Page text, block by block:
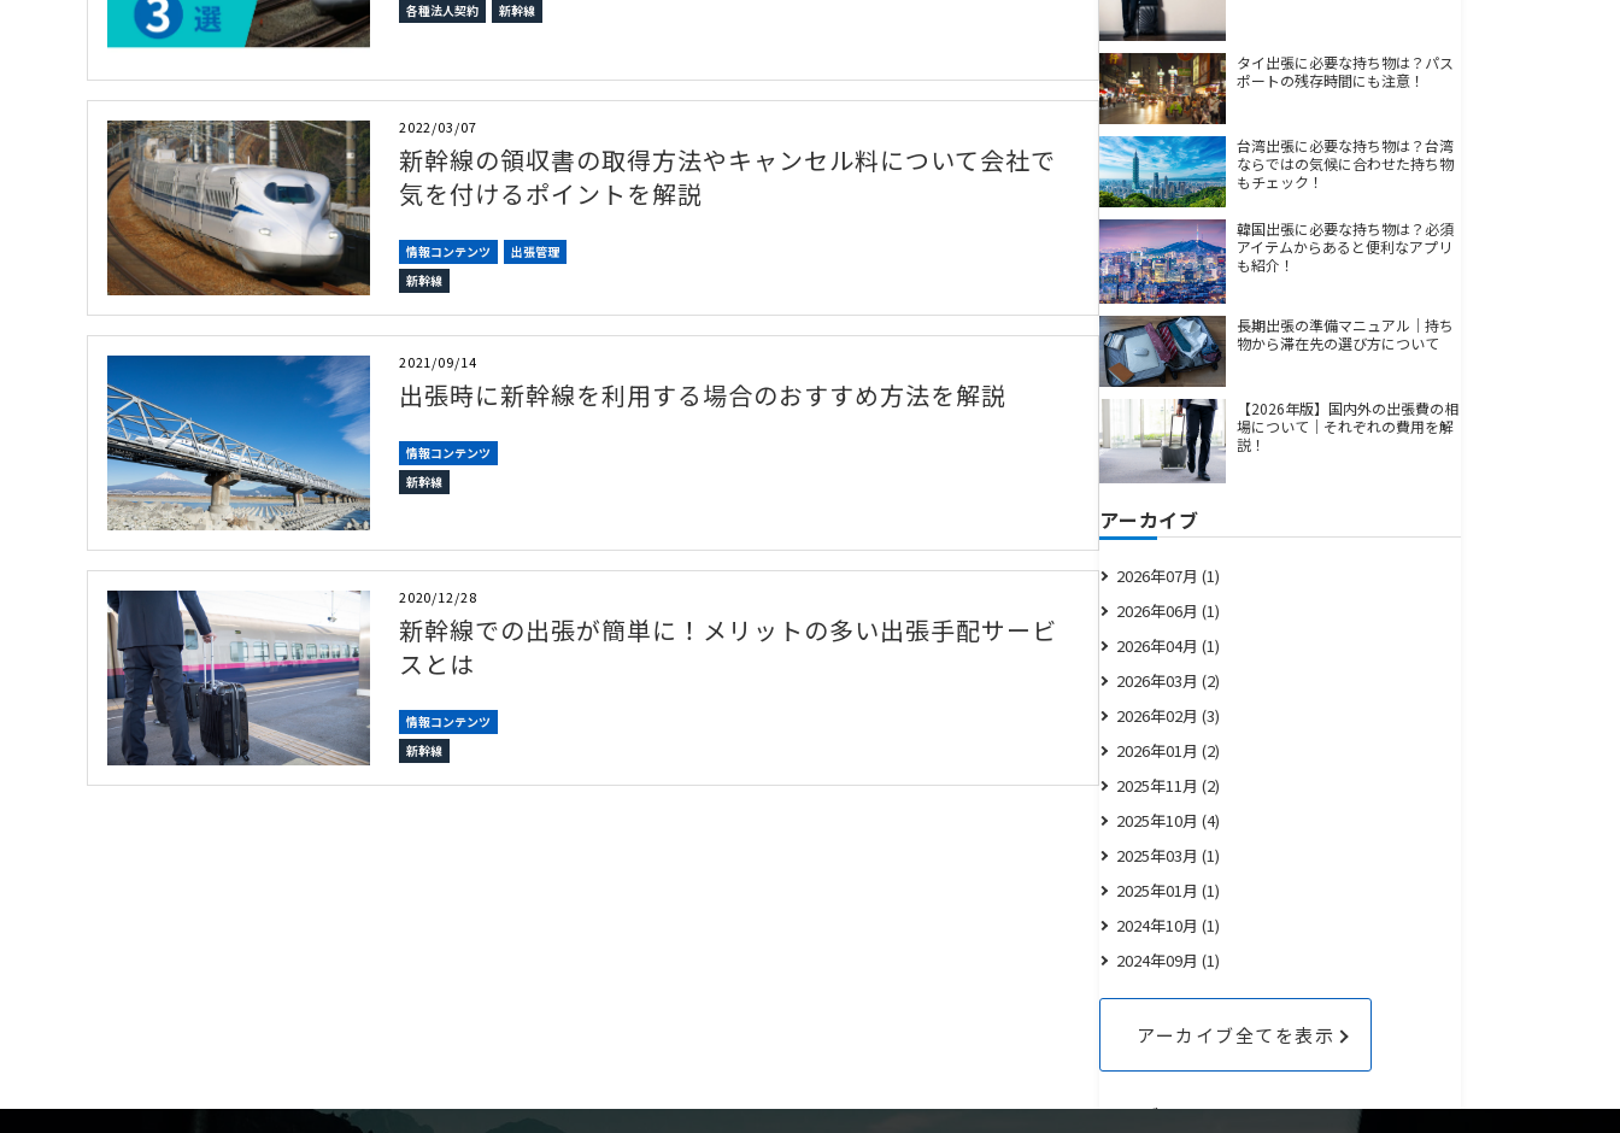
各種法人契約
新幹線
2022/03/07
新幹線の領収書の取得方法やキャンセル料について会社で
気を付けるポイントを解説
情報コンテンツ
出張管理
新幹線
2021/09/14
出張時に新幹線を利用する場合のおすすめ方法を解説
情報コンテンツ
新幹線
2020/12/28
新幹線での出張が簡単に！メリットの多い出張手配サービ
スとは
情報コンテンツ
新幹線
タイ出張に必要な持ち物は？パス
ポートの残存時間にも注意！
台湾出張に必要な持ち物は？台湾
ならではの気候に合わせた持ち物
もチェック！
韓国出張に必要な持ち物は？必須
アイテムからあると便利なアプリ
も紹介！
長期出張の準備マニュアル｜持ち
物から滞在先の選び方について
【2026年版】国内外の出張費の相
場について｜それぞれの費用を解
説！
アーカイブ
2026年07月 (1)
2026年06月 (1)
2026年04月 (1)
2026年03月 (2)
2026年02月 (3)
2026年01月 (2)
2025年11月 (2)
2025年10月 (4)
2025年03月 (1)
2025年01月 (1)
2024年10月 (1)
2024年09月 (1)
アーカイブ全てを表示
カテゴリ